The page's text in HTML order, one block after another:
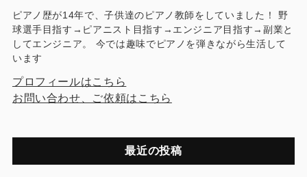
ピアノ歴が14年で、子供達のピアノ教師をしていました！ 野
球選手目指す→ピアニスト目指す→エンジニア目指す→副業と
してエンジニア。 今では趣味でピアノを弾きながら生活して
います
プロフィールはこちら
お問い合わせ、ご依頼はこちら
最近の投稿